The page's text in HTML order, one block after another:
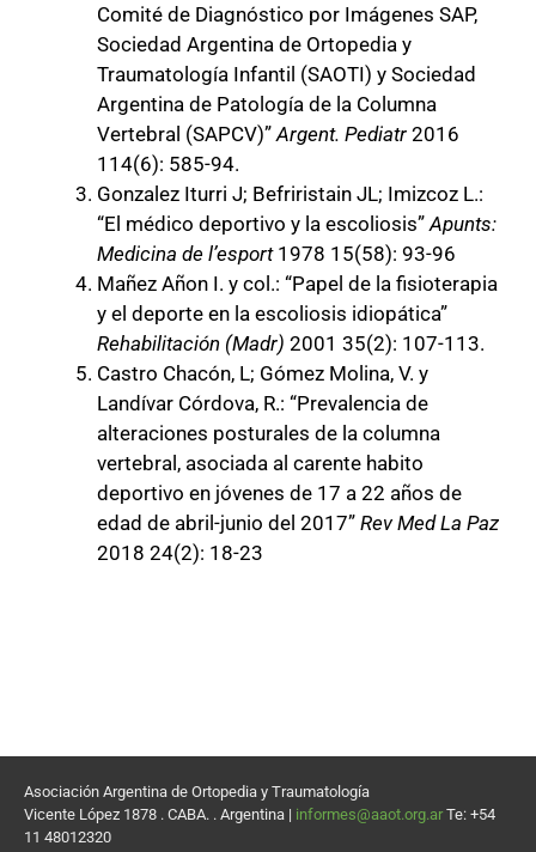
Comité de Diagnóstico por Imágenes SAP,
Sociedad Argentina de Ortopedia y
Traumatología Infantil (SAOTI) y Sociedad
Argentina de Patología de la Columna
Vertebral (SAPCV)”Argent. Pediatr 2016
114(6): 585-94.
Gonzalez Iturri J; Befriristain JL; Imizcoz L.:
“El médico deportivo y la escoliosis”Apunts:
Medicina de l’esport 1978 15(58): 93-96
Mañez Añon I. y col.: “Papel de la fisioterapia
y el deporte en la escoliosis idiopática”
Rehabilitación (Madr) 2001 35(2): 107-113.
Castro Chacón, L; Gómez Molina, V. y
Landívar Córdova, R.: “Prevalencia de
alteraciones posturales de la columna
vertebral, asociada al carente habito
deportivo en jóvenes de 17 a 22 años de
edad de abril-junio del 2017” Rev Med La Paz
2018 24(2): 18-23
Asociación Argentina de Ortopedia y Traumatología
Vicente López 1878 . CABA. . Argentina | informes@aaot.org.ar Te: +54
11 48012320